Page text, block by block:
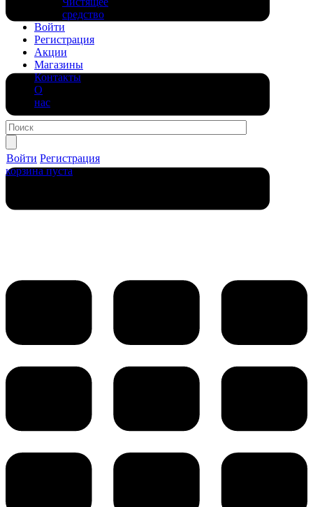
средство
Войти
Регистрация
Акции
Магазины
Контакты
О
нас
Войти Регистрация
корзина пуста